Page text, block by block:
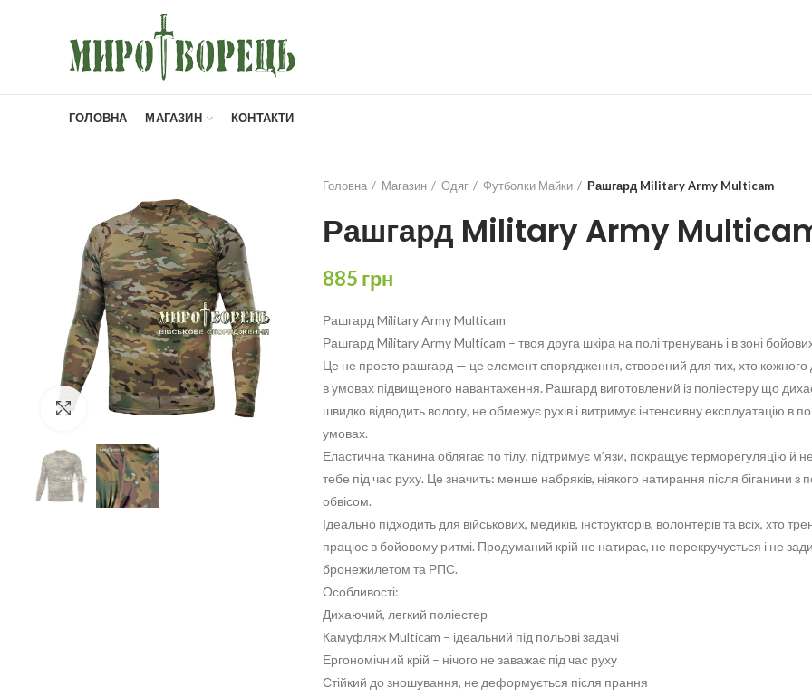
ГОЛОВНА МАГАЗИН КОНТАКТИ
Click to enlarge
Головна Магазин Одяг Футболки Майки Рашгард Military Army Multicam
Рашгард Military Army
885 грн
Рашгард Military Army Multicam
Рашгард Military Army Multicam – твоя друга шкіра на полі тренувань і в зоні
Це не просто рашгард — це елемент спорядження, створений для тих, хто
в умовах підвищеного навантаження. Рашгард виготовлений із поліестеру що
швидко відводить вологу, не обмежує рухів і витримує інтенсивну експлуатацію в
умовах.
Еластична тканина облягає по тілу, підтримує м’язи, покращує терморегуляцію й
тебе під час руху. Це значить: менше набряків, ніякого натирання після біганини з
обвісом.
Ідеально підходить для військових, медиків, інструкторів, волонтерів та всіх, хто
працює в бойовому ритмі. Продуманий крій не натирає, не перекручується і не
бронежилетом та РПС.
Особливості:
Дихаючий, легкий поліестер
Камуфляж Multicam – ідеальний під польові задачі
Ергономічний крій – нічого не заважає під час руху
Стійкий до зношування, не деформується після прання